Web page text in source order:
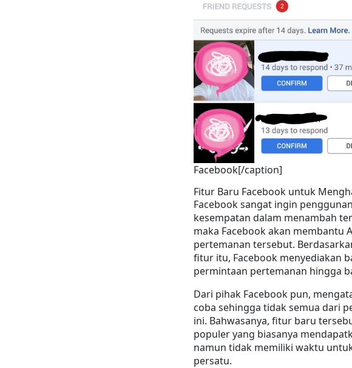
Facebook[/caption]
Fitur Baru Facebook untuk
Facebook sangat ingin
kesempatan dalam menambah
maka Facebook akan membantu
pertemanan tersebut.
fitur itu, Facebook menyediakan
permintaan pertemanan hingga
Dari pihak Facebook pun,
coba sehingga tidak semua dari
ini. Bahwasanya, fitur baru
populer yang biasanya
namun tidak memiliki waktu
persatu.